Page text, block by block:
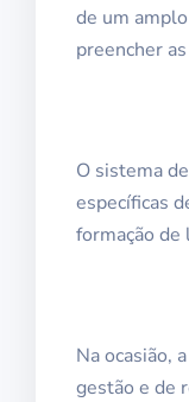
de um
preencher
O sistema
específicas
formação
Na ocasião,
gestão e de